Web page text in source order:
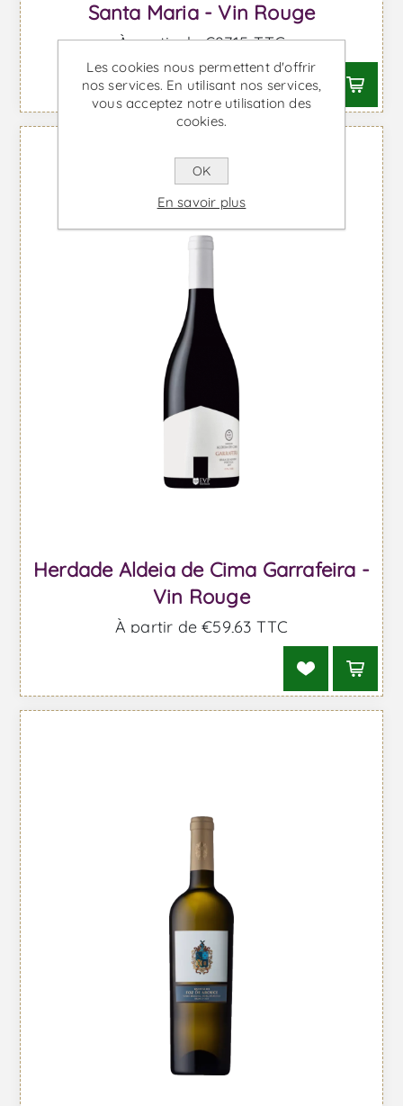
Santa Maria - Vin Rouge
À partir de €87,15 TTC
Herdade Aldeia de Cima Garrafeira -
Vin Rouge
À partir de €59,63 TTC
Les cookies nous permettent d'offrir
nos services. En utilisant nos services,
vous acceptez notre utilisation des
cookies.
OK
En savoir plus